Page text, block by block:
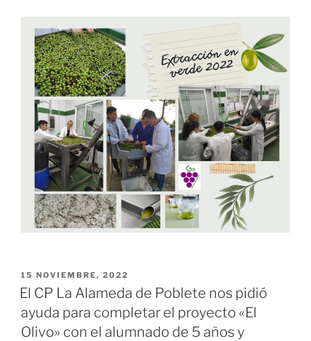
PUBLICADO
EL
15 NOVIEMBRE, 2022
El CP La Alameda de Poblete nos pidió
ayuda para completar el proyecto «El
Olivo» con el alumnado de 5 años y